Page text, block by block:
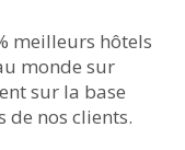
meilleurs hôtels
monde sur
sur la base
de nos clients.